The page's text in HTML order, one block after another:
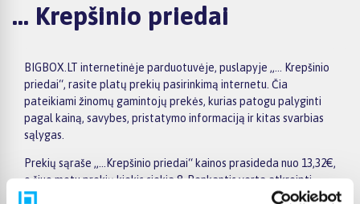
... Krepšinio priedai
BIGBOX.LT internetinėje parduotuvėje, puslapyje „... Krepšinio
priedai“, rasite platų prekių pasirinkimą internetu. Čia
pateikiami žinomų gamintojų prekės, kurias patogu palyginti
pagal kainą, savybes, pristatymo informaciją ir kitas svarbias
sąlygas.
Prekių sąraše „...Krepšinio priedai“ kainos prasideda nuo 13,32€,
o šiuo metu prekių kiekis siekia 8. Renkantis verta atkreipti
dėmesį į taikomas akcijas, specialius pasiūlymus, techninius